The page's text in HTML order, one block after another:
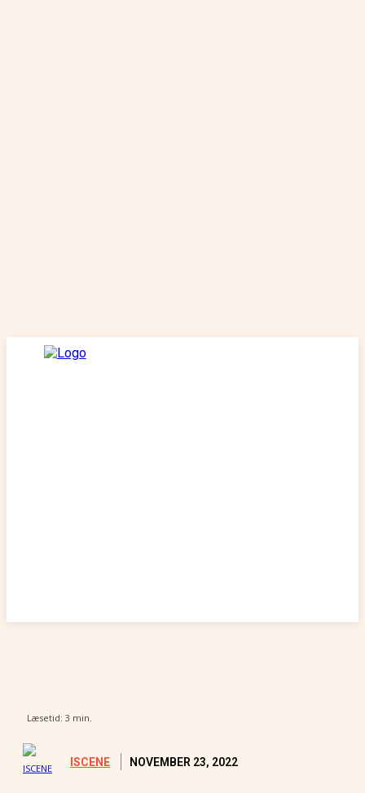
Læsetid: 3 min.
ISCENE NOVEMBER 23, 2022